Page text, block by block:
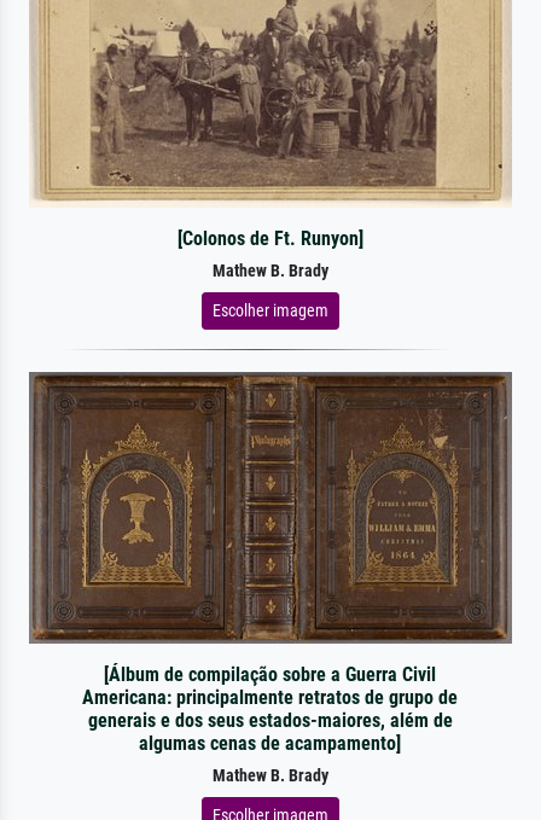
[Colonos de Ft. Runyon]
Mathew B. Brady
Escolher imagem
[Álbum de compilação sobre a Guerra Civil
Americana: principalmente retratos de grupo de
generais e dos seus estados-maiores, além de
algumas cenas de acampamento]
Mathew B. Brady
Escolher imagem